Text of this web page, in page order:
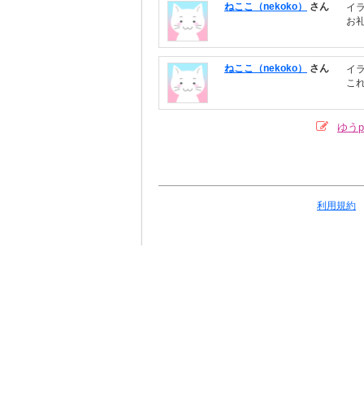
ねここ（nekoko） さん
イ
お
ねここ（nekoko） さん
イ
こ
ゆう
利用規約